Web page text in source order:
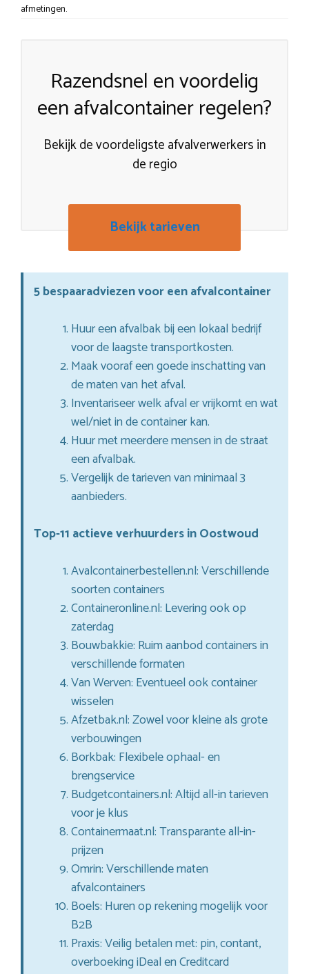
afmetingen.
Razendsnel en voordelig
een afvalcontainer regelen?
Bekijk de voordeligste afvalverwerkers in
de regio
Bekijk tarieven
5 bespaaradviezen voor een afvalcontainer
Huur een afvalbak bij een lokaal bedrijf
voor de laagste transportkosten.
Maak vooraf een goede inschatting van
de maten van het afval.
Inventariseer welk afval er vrijkomt en wat
wel/niet in de container kan.
Huur met meerdere mensen in de straat
een afvalbak.
Vergelijk de tarieven van minimaal 3
aanbieders.
Top-11 actieve verhuurders in Oostwoud
Avalcontainerbestellen.nl: Verschillende
soorten containers
Containeronline.nl: Levering ook op
zaterdag
Bouwbakkie: Ruim aanbod containers in
verschillende formaten
Van Werven: Eventueel ook container
wisselen
Afzetbak.nl: Zowel voor kleine als grote
verbouwingen
Borkbak: Flexibele ophaal- en
brengservice
Budgetcontainers.nl: Altijd all-in tarieven
voor je klus
Containermaat.nl: Transparante all-in-
prijzen
Omrin: Verschillende maten
afvalcontainers
Boels: Huren op rekening mogelijk voor
B2B
Praxis: Veilig betalen met: pin, contant,
overboeking iDeal en Creditcard